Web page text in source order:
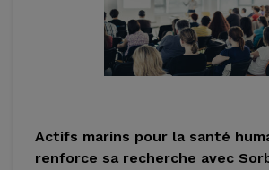
Actifs marins pour la santé
renforce sa recherche avec